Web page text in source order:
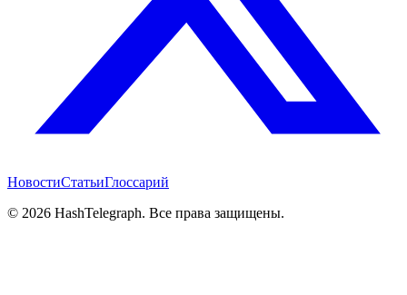
НовостиСтатьиГлоссарий
© 2026 HashTelegraph. Все права защищены.